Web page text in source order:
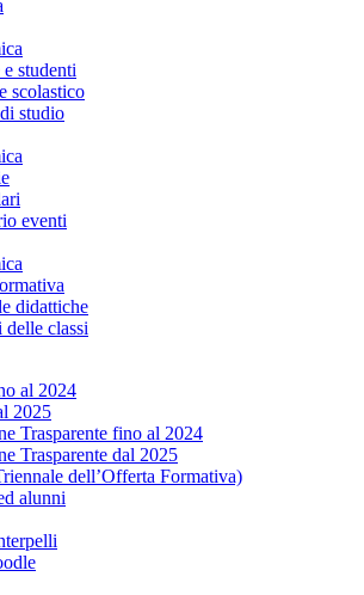
studenti
scolastico
studio
eventi
didattiche
delle classi
al 2024
2025
Trasparente fino al 2024
Trasparente dal 2025
dell’Offerta Formativa)
alunni